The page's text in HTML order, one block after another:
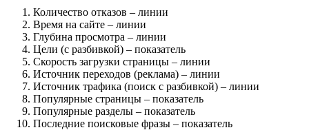
Количество отказов – линии
Время на сайте – линии
Глубина просмотра – линии
Цели (с разбивкой) – показатель
Скорость загрузки страницы – линии
Источник переходов (реклама) – линии
Источник трафика (поиск с разбивкой) – линии
Популярные страницы – показатель
Популярные разделы – показатель
Последние поисковые фразы – показатель